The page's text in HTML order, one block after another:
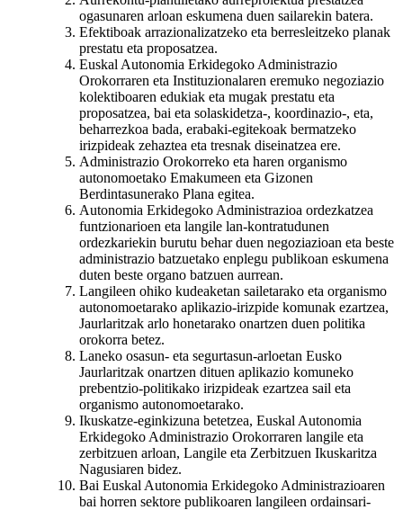
ogasunaren arloan eskumena duen sailarekin batera.
Efektiboak arrazionalizatzeko eta berresleitzeko planak
prestatu eta proposatzea.
Euskal Autonomia Erkidegoko Administrazio
Orokorraren eta Instituzionalaren eremuko negoziazio
kolektiboaren edukiak eta mugak prestatu eta
proposatzea, bai eta solaskidetza-, koordinazio-, eta,
beharrezkoa bada, erabaki-egitekoak bermatzeko
irizpideak zehaztea eta tresnak diseinatzea ere.
Administrazio Orokorreko eta haren organismo
autonomoetako Emakumeen eta Gizonen
Berdintasunerako Plana egitea.
Autonomia Erkidegoko Administrazioa ordezkatzea
funtzionarioen eta langile lan-kontratudunen
ordezkariekin burutu behar duen negoziazioan eta beste
administrazio batzuetako enplegu publikoan eskumena
duten beste organo batzuen aurrean.
Langileen ohiko kudeaketan sailetarako eta organismo
autonomoetarako aplikazio-irizpide komunak ezartzea,
Jaurlaritzak arlo honetarako onartzen duen politika
orokorra betez.
Laneko osasun- eta segurtasun-arloetan Eusko
Jaurlaritzak onartzen dituen aplikazio komuneko
prebentzio-politikako irizpideak ezartzea sail eta
organismo autonomoetarako.
Ikuskatze-eginkizuna betetzea, Euskal Autonomia
Erkidegoko Administrazio Orokorraren langile eta
zerbitzuen arloan, Langile eta Zerbitzuen Ikuskaritza
Nagusiaren bidez.
Bai Euskal Autonomia Erkidegoko Administrazioaren
bai horren sektore publikoaren langileen ordainsari-